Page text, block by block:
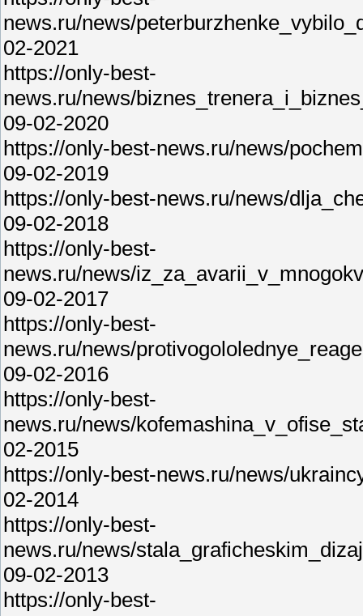
news.ru/news/
02-2021
https://only-best-
news.ru/news/
09-02-2020
https://only-best-news.ru/news/
09-02-2019
https://only-best-news.ru/news/
09-02-2018
https://only-best-
news.ru/news/
09-02-2017
https://only-best-
news.ru/news/
09-02-2016
https://only-best-
news.ru/news/
02-2015
https://only-best-news.ru/news/
02-2014
https://only-best-
news.ru/news/
09-02-2013
https://only-best-